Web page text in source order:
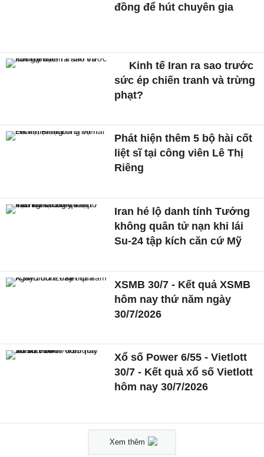
đồng để hút chuyên gia
Kinh tế Iran ra sao trước
sức ép chiến tranh và trừng
phạt?
Phát hiện thêm 5 bộ hài cốt
liệt sĩ tại công viên Lê Thị
Riêng
Iran hé lộ danh tính Tướng
không quân tử nạn khi lái
Su-24 tập kích căn cứ Mỹ
XSMB 30/7 - Kết quả XSMB
hôm nay thứ năm ngày
30/7/2026
Xổ số Power 6/55 - Vietlott
30/7 - Kết quả xổ số Vietlott
hôm nay 30/7/2026
Xem thêm